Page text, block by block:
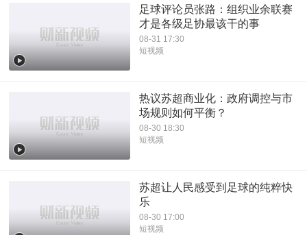
足球评论员张路：组织业余联赛
才是各级足协最该干的事
08-31 17:30
短视频
热议苏超商业化：政府调控与市
场规则如何平衡？
08-30 18:30
短视频
苏超让人民感受到足球的纯粹快
乐
08-30 17:00
短视频